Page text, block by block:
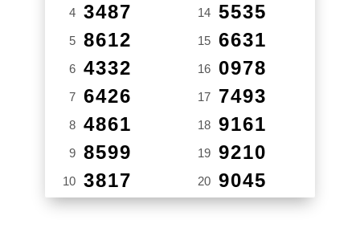
4 3487
5 8612
6 4332
7 6426
8 4861
9 8599
10 3817
14 5535
15 6631
16 0978
17 7493
18 9161
19 9210
20 9045